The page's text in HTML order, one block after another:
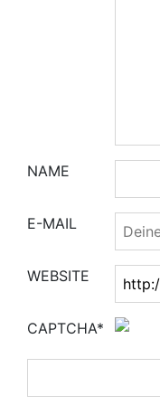
NAME
E-MAIL
WEBSITE
CAPTCHA*